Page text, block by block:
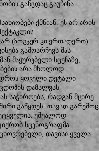
განცდაც გაუჩინა.
ქმნიან. ეს არ არის
(ზოგჯერ კი ერთადერთ)
გამოარჩევს მას
მაყურებელი სცენაზე,
არა მხოლოდ
დროს ყოველი დეტალი
დამალვას
საჭიროებს, რადგან მცირე
გაწყდეს. თავად გარემოც
უშუალოდ
სცენოგრაფმა
თავისი ყველა